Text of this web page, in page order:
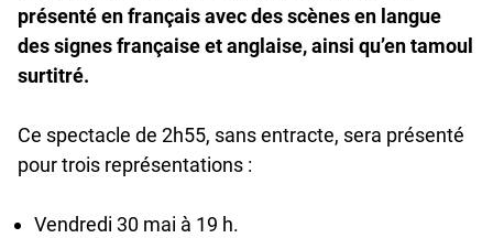
présenté en français avec des scènes en langue
des signes française et anglaise, ainsi qu’en tamoul
surtitré.
Ce spectacle de 2h55, sans entracte, sera présenté
pour trois représentations :
Vendredi 30 mai à 19 h.